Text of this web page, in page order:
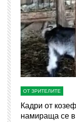
Watch Later
ОТ ЗРИТЕЛИТЕ
Кадри от
намираща се